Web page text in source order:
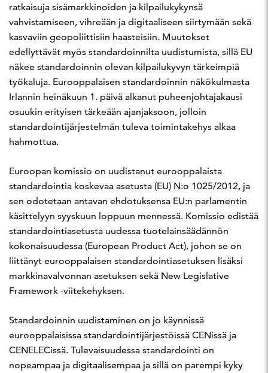
ratkaisuja sisämarkkinoiden ja kilpailukykynsä
vahvistamiseen, vihreään ja digitaaliseen siirtymään sekä
kasvaviin geopoliittisiin haasteisiin. Muutokset
edellyttävät myös standardoinnilta uudistumista, sillä EU
näkee standardoinnin olevan kilpailukyvyn tärkeimpiä
työkaluja. Eurooppalaisen standardoinnin näkökulmasta
Irlannin heinäkuun 1. päivä alkanut puheenjohtajakausi
osuukin erityisen tärkeään ajanjaksoon, jolloin
standardointijärjestelmän tuleva toimintakehys alkaa
hahmottua.
Euroopan komissio on uudistanut eurooppalaista
standardointia koskevaa asetusta (EU) N:o 1025/2012, ja
sen odotetaan antavan ehdotuksensa EU:n parlamentin
käsittelyyn syyskuun loppuun mennessä. Komissio edistää
standardointiasetusta uudessa tuotelainsäädännön
kokonaisuudessa (European Product Act), johon se on
liittänyt eurooppalaisen standardointiasetuksen lisäksi
markkinavalvonnan asetuksen sekä New Legislative
Framework -viitekehyksen.
Standardoinnin uudistaminen on jo käynnissä
eurooppalaisissa standardointijärjestöissä CENissä ja
CENELECissä. Tulevaisuudessa standardointi on
nopeampaa ja digitaalisempaa ja sillä on parempi kyky